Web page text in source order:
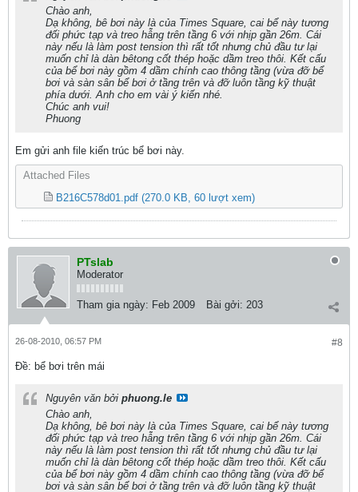
Chào anh,
Dạ không, bê bơi này là của Times Square, cai bể này tương
đối phức tạp và treo hẫng trên tầng 6 với nhịp gần 26m. Cái
này nếu là làm post tension thì rất tốt nhưng chủ đầu tư lại
muốn chỉ là dàn bêtong cốt thép hoặc dầm treo thôi. Kết cấu
của bể bơi này gồm 4 dầm chính cao thông tầng (vừa đỡ bể
bơi và sàn sân bể bơi ở tầng trên và đỡ luôn tầng kỹ thuật
phía dưới. Anh cho em vài ý kiến nhé.
Chúc anh vui!
Phuong
Em gửi anh file kiến trúc bể bơi này.
Attached Files
B216C578d01.pdf (270.0 KB, 60 lượt xem)
PTslab
Moderator
Tham gia ngày: Feb 2009 Bài gởi: 203
#8
26-08-2010, 06:57 PM
Ðề: bể bơi trên mái
Nguyên văn bởi phuong.le
Chào anh,
Dạ không, bê bơi này là của Times Square, cai bể này tương
đối phức tạp và treo hẫng trên tầng 6 với nhịp gần 26m. Cái
này nếu là làm post tension thì rất tốt nhưng chủ đầu tư lại
muốn chỉ là dàn bêtong cốt thép hoặc dầm treo thôi. Kết cấu
của bể bơi này gồm 4 dầm chính cao thông tầng (vừa đỡ bể
bơi và sàn sân bể bơi ở tầng trên và đỡ luôn tầng kỹ thuật